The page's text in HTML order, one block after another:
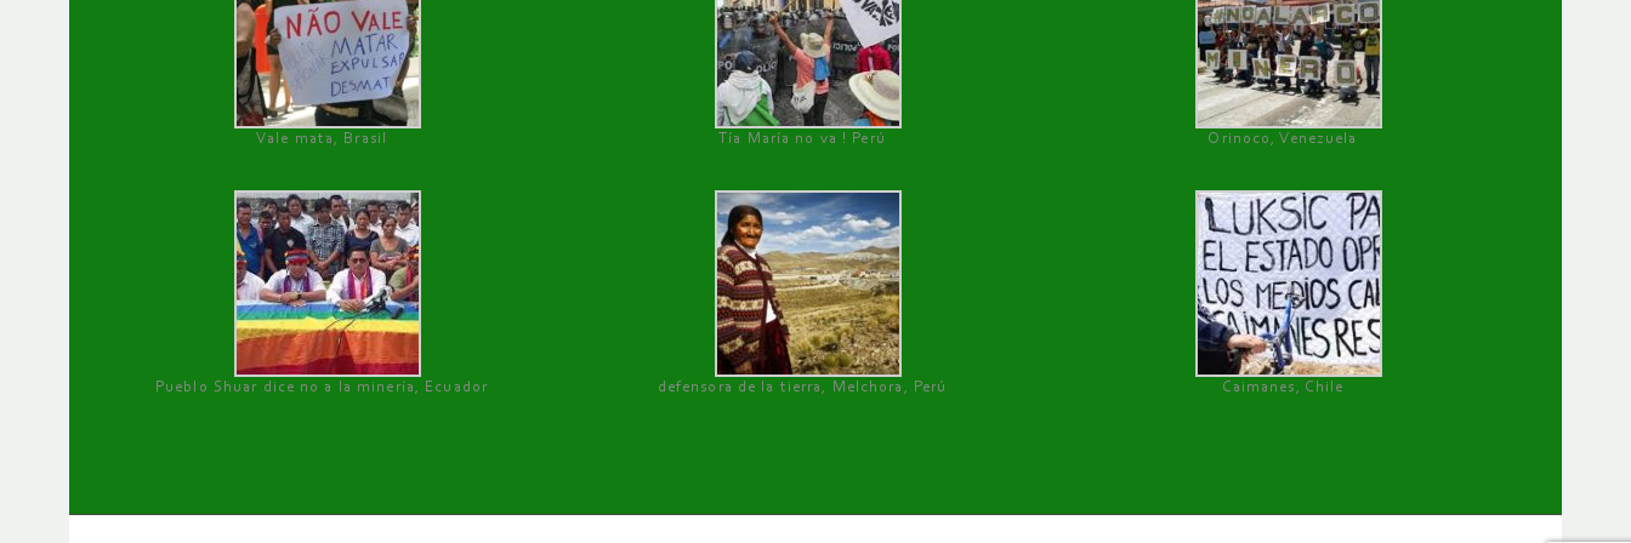
Vale mata, Brasil Tía María no va ! Perú Orinoco, Venezuela
Pueblo Shuar dice no a la minería, Ecuador defensora de la tierra, Melchora, Perú Caimanes, Chile